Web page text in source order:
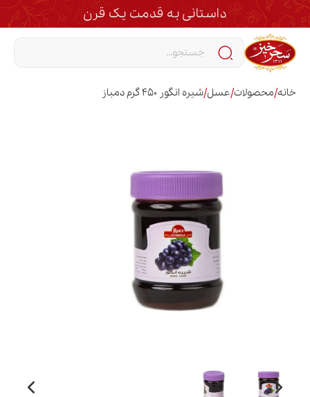
داستانی به قدمت یک قرن
خانه/محصولات/عسل/شیره انگور 450 گرم دمباز